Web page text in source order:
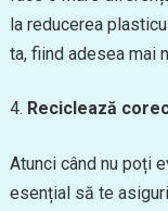
la reducerea
ta, fiind adesea mai
Reciclează
Atunci când nu poți
esențial să te